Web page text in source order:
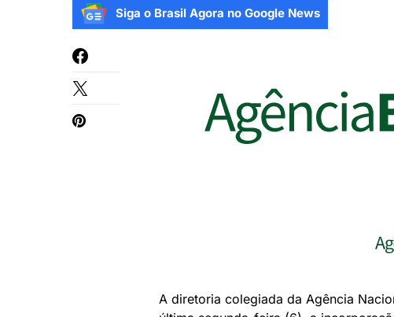
Siga o Brasil Agora no Google News
A diretoria colegiada da Agência